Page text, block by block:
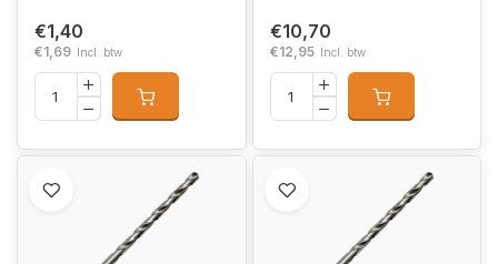
€1,40
€1,69 Incl. btw
€10,70
€12,95 Incl. btw